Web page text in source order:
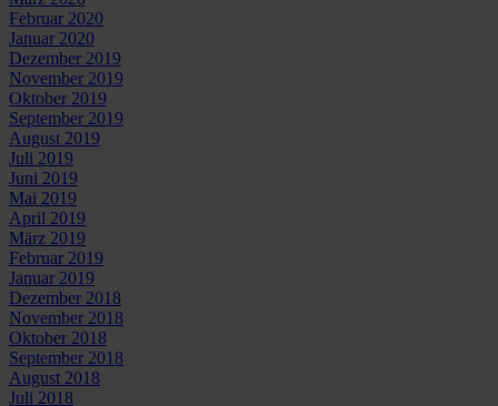
Februar 2020
Januar 2020
Dezember 2019
November 2019
Oktober 2019
September 2019
August 2019
Juli 2019
Juni 2019
Mai 2019
April 2019
März 2019
Februar 2019
Januar 2019
Dezember 2018
November 2018
Oktober 2018
September 2018
August 2018
Juli 2018